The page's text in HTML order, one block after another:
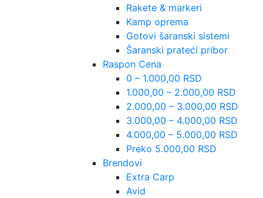
Rakete & markeri
Kamp oprema
Gotovi šaranski sistemi
Šaranski prateći pribor
Raspon Cena
0 – 1.000,00 RSD
1.000,00 – 2.000,00 RSD
2.000,00 – 3.000,00 RSD
3.000,00 – 4.000,00 RSD
4.000,00 – 5.000,00 RSD
Preko 5.000,00 RSD
Brendovi
Extra Carp
Avid